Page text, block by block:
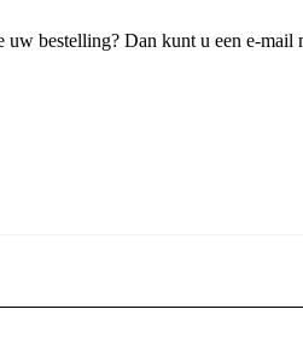
bestelling? Dan kunt u een e-mail